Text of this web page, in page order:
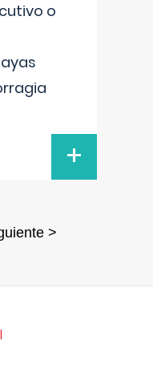
o
+
>